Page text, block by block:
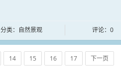
分类：自然景观 评论：0
14 15 16 17 下一页